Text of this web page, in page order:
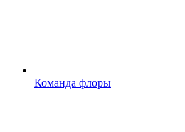
Команда флоры